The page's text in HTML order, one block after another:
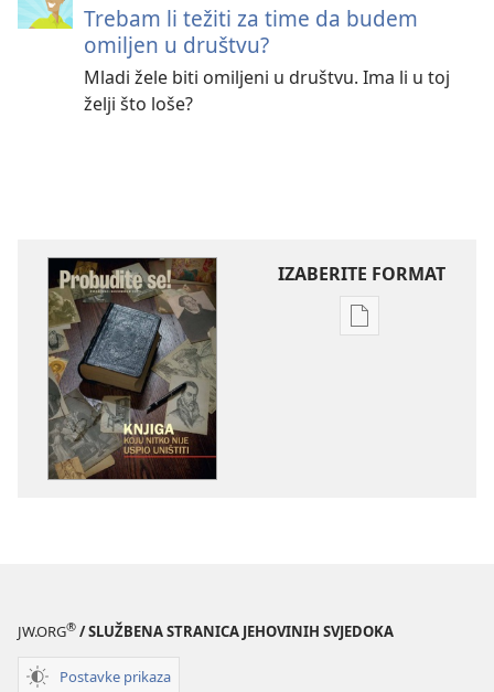
Trebam li težiti za time da budem
omiljen u društvu?
Mladi žele biti omiljeni u društvu. Ima li u toj
želji što loše?
IZABERITE FORMAT
Postavke
JW.ORG® / SLUŽBENA STRANICA JEHOVINIH SVJEDOKA
Postavke prikaza